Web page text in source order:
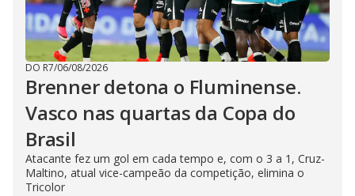
DO R7/06/08/2026
Brenner detona o Fluminense.
Vasco nas quartas da Copa do
Brasil
Atacante fez um gol em cada tempo e, com o 3 a 1, Cruz-
Maltino, atual vice-campeão da competição, elimina o
Tricolor